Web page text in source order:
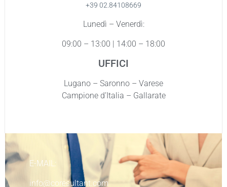
+39 02.84108669
Lunedì – Venerdì:
09:00 – 13:00 | 14:00 – 18:00
UFFICI
Lugano – Saronno – Varese
Campione d’Italia – Gallarate
E-MAIL:
info@coresultant.com